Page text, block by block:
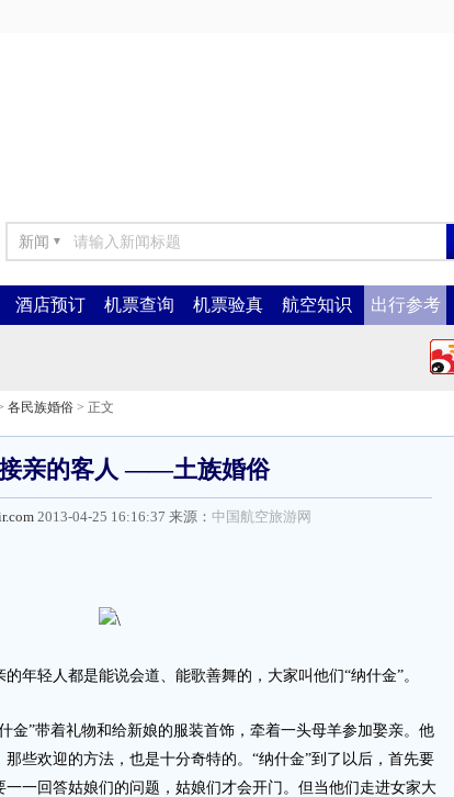
新闻 ▼
酒店预订 机票查询 机票验真 航空知识 出行参考
各民族婚俗 > 正文
亲的客人 ——土族婚俗
2013-04-25 16:16:37 来源： 中国航空旅游网
轻人都是能说会道、能歌善舞的，大家叫他们“纳什金”。
”带着礼物和给新娘的服装首饰，牵着一头母羊参加娶亲。他
些欢迎的方法，也是十分奇特的。“纳什金”到了以后，首先要
一回答姑娘们的问题，姑娘们才会开门。但当他们走进女家大